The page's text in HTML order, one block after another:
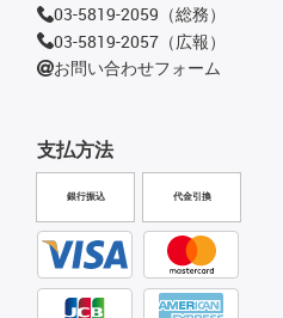
支払方法
銀行振込 代金引換
03-5819-2059（総務）
03-5819-2057（広報）
お問い合わせフォーム